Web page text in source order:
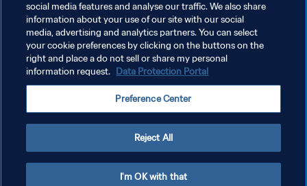
social media features and analyse our traffic. We also share
information about your use of our site with our social
media, advertising and analytics partners. You can select
your cookie preferences by clicking on the buttons on the
right and place a do not sell or share my personal
information request. Data Protection Portal
Preference Center
Reject All
I'm OK with that